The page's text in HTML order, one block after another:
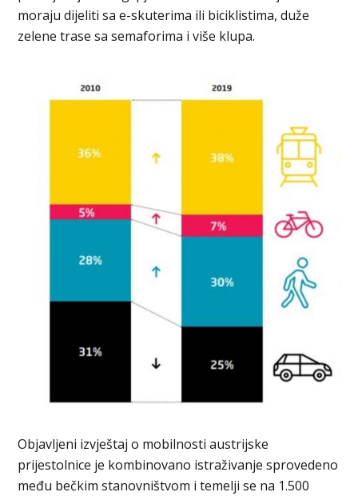
moraju dijeliti sa e-skuterima ili biciklistima, duže
zelene trase sa semaforima i više klupa.
Objavljeni izvještaj o mobilnosti austrijske
prijestolnice je kombinovano istraživanje sprovedeno
među bečkim stanovništvom i temelji se na 1.500